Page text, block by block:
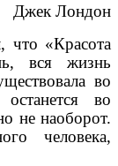
Джек Лондон
«Красота
вся жизнь
во
во
не наоборот.
человека,